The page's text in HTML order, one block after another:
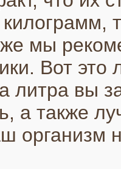
мы
Вот
литра вы
а также
организм